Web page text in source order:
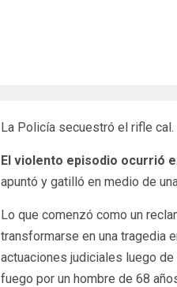
La Policía secuestró el rifle
El violento episodio ocurrió
apuntó y gatilló en medio de
Lo que comenzó como un
transformarse en una tragedia
actuaciones judiciales luego de
fuego por un hombre de 68